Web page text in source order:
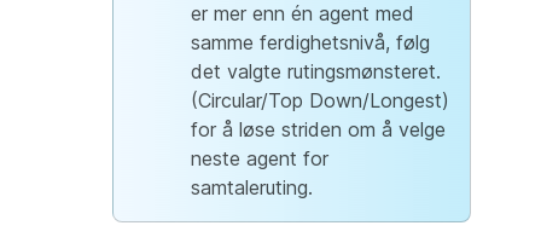
er mer enn én agent med
samme ferdighetsnivå, følg
det valgte rutingsmønsteret.
(Circular/Top Down/Longest)
for å løse striden om å velge
neste agent for
samtaleruting.